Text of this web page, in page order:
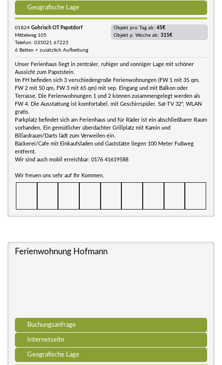
Geografische Lage
01824 Gohrisch OT Papstdorf
Mittelweg 105
Telefon: 035021 67223
6 Betten + zusätzlich Aufbettung
Objekt pro Tag ab: 45€
Objekt p. Woche ab: 315€
Unser Ferienhaus liegt in zentraler, ruhiger und sonniger Lage mit schöner
Aussicht zum Papststein.
Im FH befinden sich 3 verschiedengroße Ferienwohnungen (FW 1 mit 35 qm,
FW 2 mit 50 qm, FW 3 mit 65 qm) mit sep. Eingang und mit Balkon oder
Terrasse. Die Ferienwohnungen 1 und 2 können zusammengelegt werden als
FW 4. Die Ausstattung ist komfortabel, mit Geschirrspüler, Sat-TV 32", WLAN
gratis.
Parkplatz befindet sich am Ferienhaus und für Räder ist ein abschließbarer Raum
vorhanden. Ein gemütlicher überdachter Grillplatz mit Kamin und
Billardraum/Darts lädt zum Verweilen ein.
Bäckerei/Cafe mit Einkaufsladen und Gaststätte liegen 100 Meter Fußweg
entfernt.
Wir sind auch mobil erreichbar: 0176 41619588
Wir freuen uns sehr auf Ihr Kommen.
Ferienwohnung Hofmann
Buchungsanfrage
Internetseite
Geografische Lage